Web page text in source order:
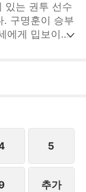
있는 권투 선수
. 구명훈이 승부
에게 밉보이고
5
추가